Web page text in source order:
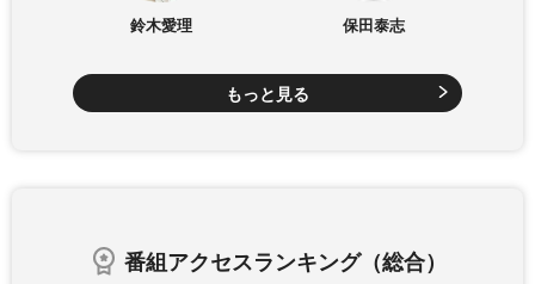
鈴木愛理 保田泰志
もっと見る
番組アクセスランキング（総合）